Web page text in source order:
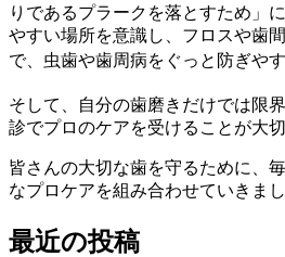
りであるプラークを落とすため」
やすい場所を意識し、フロスや歯
で、虫歯や歯周病をぐっと防ぎやす
そして、自分の歯磨きだけでは限
診でプロのケアを受けることが大切
皆さんの大切な歯を守るために、
なプロケアを組み合わせていきま
最近の投稿